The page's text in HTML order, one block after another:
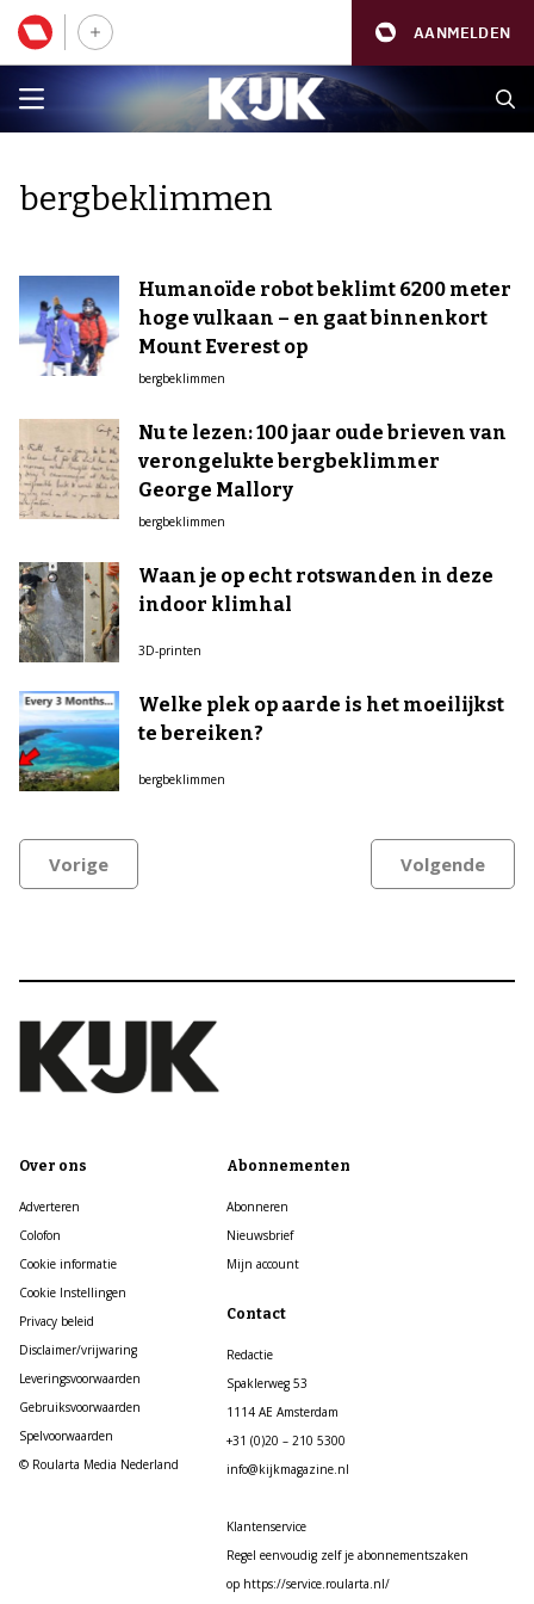
AANMELDEN
bergbeklimmen
Humanoïde robot beklimt 6200 meter
hoge vulkaan – en gaat binnenkort
Mount Everest op
bergbeklimmen
Nu te lezen: 100 jaar oude brieven van
verongelukte bergbeklimmer
George Mallory
bergbeklimmen
Waan je op echt rotswanden in deze
indoor klimhal
3D-printen
Welke plek op aarde is het moeilijkst
te bereiken?
bergbeklimmen
Vorige Volgende
Over ons
Adverteren
Colofon
Cookie informatie
Cookie Instellingen
Privacy beleid
Disclaimer/vrijwaring
Leveringsvoorwaarden
Gebruiksvoorwaarden
Spelvoorwaarden
© Roularta Media Nederland
Abonnementen
Abonneren
Nieuwsbrief
Mijn account
Contact
Redactie
Spaklerweg 53
1114 AE Amsterdam
+31 (0)20 – 210 5300
info@kijkmagazine.nl
Klantenservice
Regel eenvoudig zelf je abonnementszaken
op https://service.roularta.nl/